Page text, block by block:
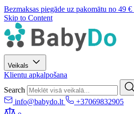
Bezmaksas piegāde uz pakomātu no 49 €
Skip to Content
Veikals
Klientu apkalpošana
Search
info@babydo.lt
+37069832905